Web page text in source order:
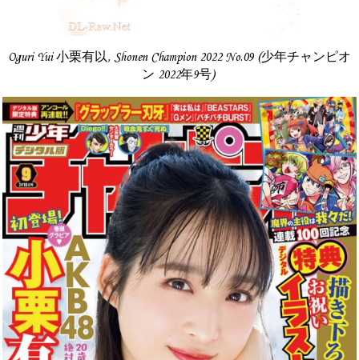
Oguri Yui 小栗有以, Shonen Champion 2022 No.09 (少年チャンピオ
ン 2022年9号)